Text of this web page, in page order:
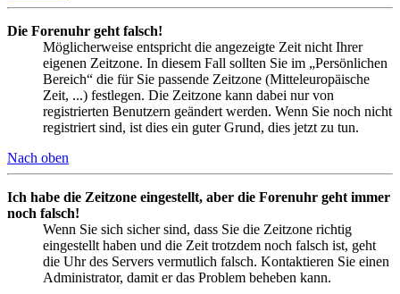
Die Forenuhr geht falsch!
Möglicherweise entspricht die angezeigte Zeit nicht Ihrer
eigenen Zeitzone. In diesem Fall sollten Sie im „Persönlichen
Bereich“ die für Sie passende Zeitzone (Mitteleuropäische
Zeit, ...) festlegen. Die Zeitzone kann dabei nur von
registrierten Benutzern geändert werden. Wenn Sie noch nicht
registriert sind, ist dies ein guter Grund, dies jetzt zu tun.
Nach oben
Ich habe die Zeitzone eingestellt, aber die Forenuhr geht immer
noch falsch!
Wenn Sie sich sicher sind, dass Sie die Zeitzone richtig
eingestellt haben und die Zeit trotzdem noch falsch ist, geht
die Uhr des Servers vermutlich falsch. Kontaktieren Sie einen
Administrator, damit er das Problem beheben kann.